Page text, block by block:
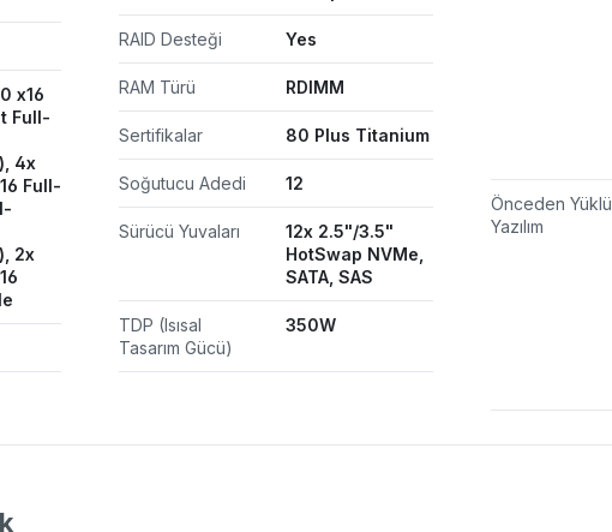
x16
Full-
4x
Full-
2x
RAID Desteği Yes
RAM Türü RDIMM
Sertifikalar 80 Plus Titanium
Soğutucu Adedi 12
Sürücü Yuvaları
12x 2.5"/3.5"
HotSwap NVMe,
SATA, SAS
TDP (Isısal
Tasarım Gücü)
350W
Önceden Yüklü
Yazılım